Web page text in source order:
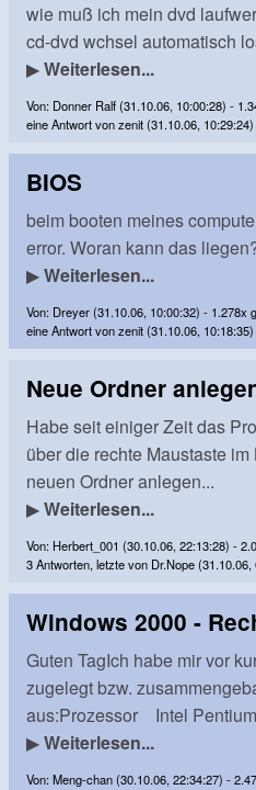
wie muß ich mein dvd
cd-dvd wchsel automatisch
▶Weiterlesen...
Von: Donner Ralf (31.10.06, 10:00:28) -
eine Antwort von zenit (31.10.06, 10:29:24)
BIOS
beim booten meines
error. Woran kann das
▶Weiterlesen...
Von: Dreyer (31.10.06, 10:00:32) - 1.278x
eine Antwort von zenit (31.10.06, 10:18:35)
Neue Ordner
Habe seit einiger Zeit das
über die rechte Maustaste
neuen Ordner anlegen...
▶Weiterlesen...
Von: Herbert_001 (30.10.06, 22:13:28) -
3 Antworten, letzte von Dr.Nope (31.10.06,
Windows 2000 -
Guten TagIch habe mir vor
zugelegt bzw.
aus:Prozessor Intel
▶Weiterlesen...
Von: Meng-chan (30.10.06, 22:34:27) -